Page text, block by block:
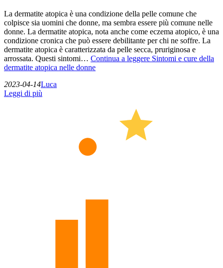
La dermatite atopica è una condizione della pelle comune che
colpisce sia uomini che donne, ma sembra essere più comune nelle
donne. La dermatite atopica, nota anche come eczema atopico, è una
condizione cronica che può essere debilitante per chi ne soffre. La
dermatite atopica è caratterizzata da pelle secca, pruriginosa e
arrossata. Questi sintomi… Continua a leggere Sintomi e cure della
dermatite atopica nelle donne
2023-04-14Luca
Leggi di più